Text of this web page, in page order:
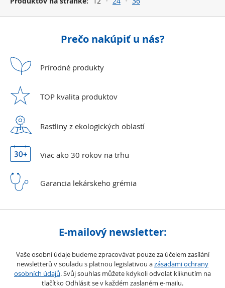
Prečo nakúpiť u nás?
Prírodné produkty
TOP kvalita produktov
Rastliny z ekologických oblastí
Viac ako 30 rokov na trhu
Garancia lekárskeho grémia
E-mailový newsletter:
Vaše osobní údaje budeme zpracovávat pouze za účelem zasílání
newsletterů v souladu s platnou legislativou azásadami ochrany
osobních údajů. Svůj souhlas můžete kdykoli odvolat kliknutím na
tlačítko Odhlásit se v každém zaslaném e-mailu.